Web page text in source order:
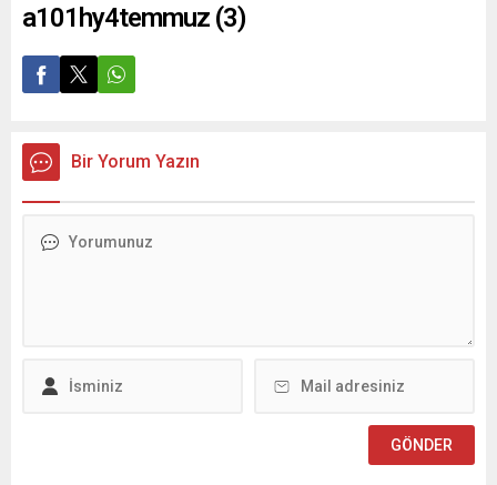
a101hy4temmuz (3)
Bir Yorum Yazın